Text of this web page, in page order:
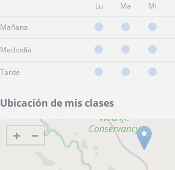
Lu Ma Mi
Mañana
Mediodía
Tarde
Ubicación de mis clases
+ −